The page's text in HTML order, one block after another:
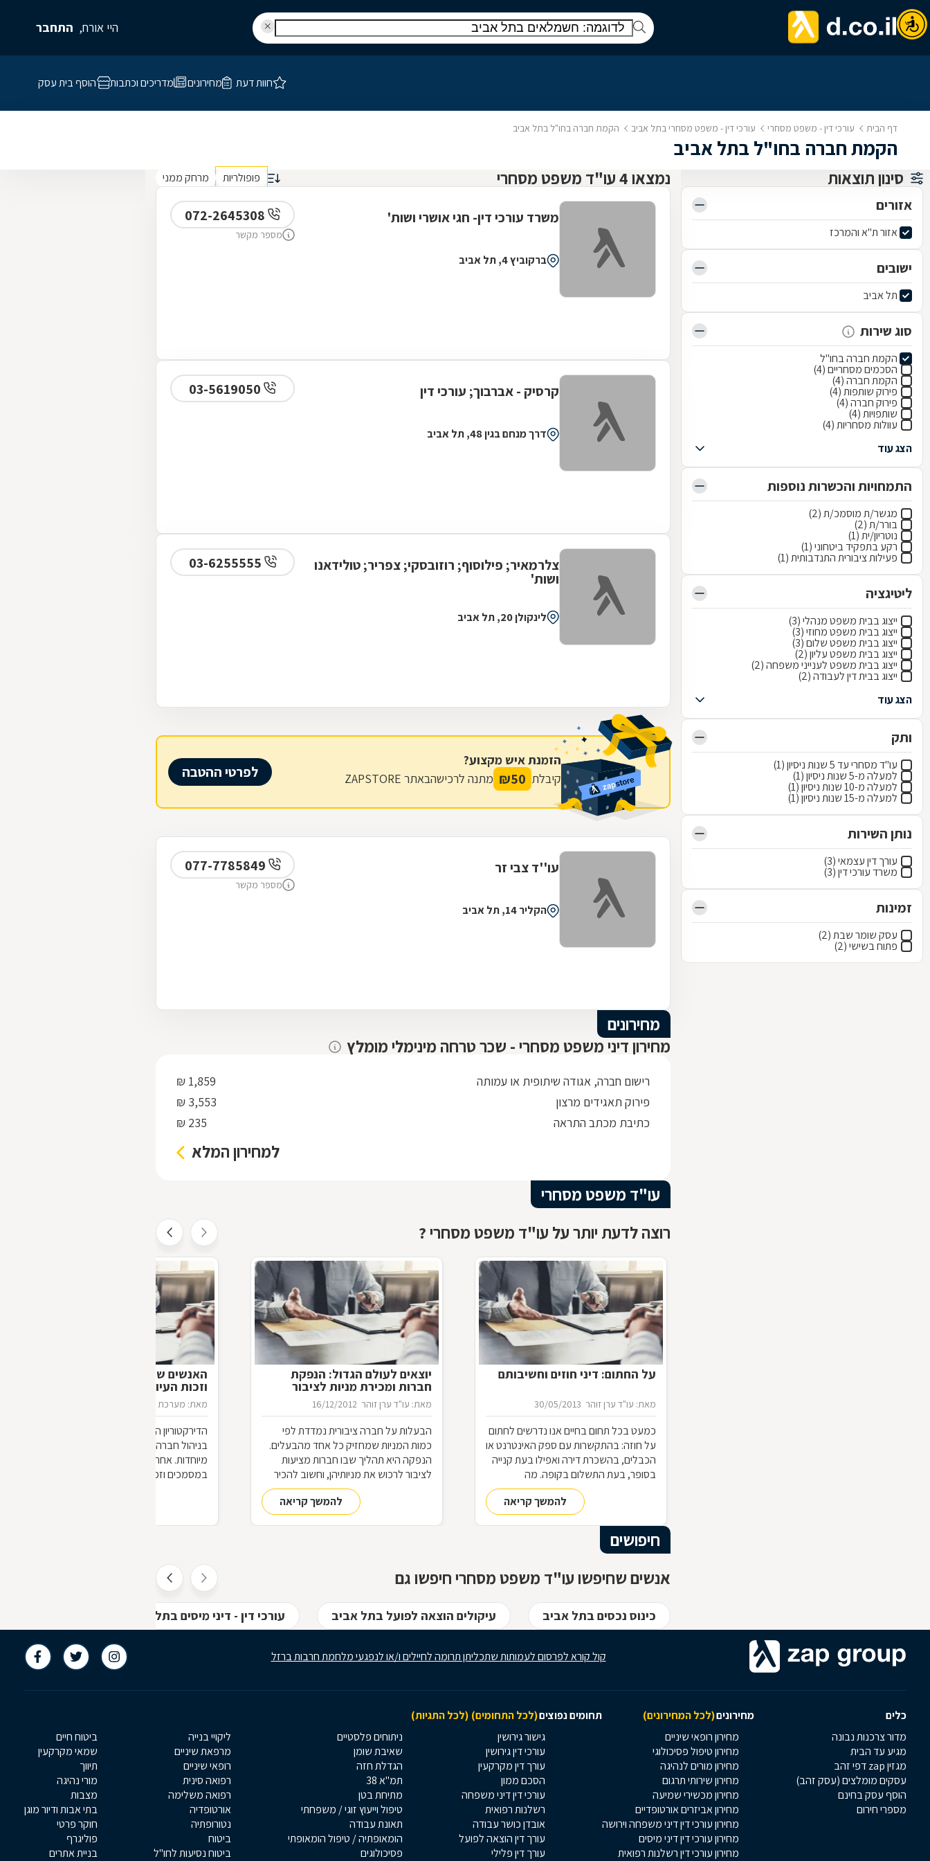
היי אורח, התחבר
חוות דעת מחירונים מדריכים וכתבות הוסף בית עסק
דף הבית עורכי דין - משפט מסחרי עורכי דין - משפט מסחרי בתל אביב הקמת חברה בחו"ל בתל אביב
הקמת חברה בחו"ל בתל אביב
סינון תוצאות
אזורים
אזור ת"א והמרכז
ישובים
תל אביב
סוג שירות
הקמת חברה בחו"ל
הסכמים מסחריים (4)
הקמת חברה (4)
פירוק שותפות (4)
פירוק חברה (4)
שותפויות (4)
עוולות מסחריות (4)
הצג עוד
התמחויות והכשרות נוספות
מגשר/ת מוסמכ/ת (2)
בורר/ת (2)
נוטריון/ית (1)
רקע בתפקיד ביטחוני (1)
פעילות ציבורית התנדבותית (1)
ליטיגציה
ייצוג בבית משפט מנהלי (3)
ייצוג בבית משפט מחוזי (3)
ייצוג בבית משפט שלום (3)
ייצוג בבית משפט עליון (2)
ייצוג בבית משפט לענייני משפחה (2)
ייצוג בבית דין לעבודה (2)
הצג עוד
ותק
עו"ד מסחרי עד 5 שנות ניסיון (1)
למעלה מ-5 שנות ניסיון (1)
למעלה מ-10 שנות ניסיון (1)
למעלה מ-15 שנות ניסיון (1)
נותן השירות
עורך דין עצמאי (3)
משרד עורכי דין (3)
זמינות
עסק שומר שבת (2)
פתוח בשישי (2)
נמצאו 4 עו"ד משפט מסחרי פופולריות מרחק ממני
משרד עורכי דין- חגי אושרי ושות'
ברקוביץ 4, תל אביב
מספר מקשר
קרסיק - אברבוך; עורכי דין
דרך מנחם בגין 48, תל אביב
צלרמאיר; פילוסוף; רוזובסקי; צפריר; טולידאנו
ושות'
לינקולן 20, תל אביב
הזמנת איש מקצוע?
קיבלת 50
₪ מתנה לרכישהבאתר ZAPSTORE לפרטי ההטבה
עו''ד צבי זר
הקליר 14, תל אביב
מספר מקשר
מחירונים
מחירון דיני משפט מסחרי - שכר טרחה מינימלי מומלץ
רישום חברה, אגודה שיתופית או עמותה
1,859 ₪
פירוק תאגידים מרצון
3,553 ₪
כתיבת מכתב התראה
235 ₪
למחירון המלא
עו"ד משפט מסחרי
רוצה לדעת יותר על עו"ד משפט מסחרי ?
על החתום: דיני חוזים וחשיבותם
מאת: עו"ד ערן זוהר 30/05/2013
כמעט בכל תחום בחיים אנו נדרשים לחתום
על חוזה: בהתקשרות עם ספק האינטרנט או
הכבלים, בהשכרת דירה ואפילו בעת קנייה
בסופר, בעת התשלום בקופה. מה
המשמעות של היותנו צד בחוזה, מתי ניתן
להפר אותו והאם כל הסכם מחייב אותנו
להמשך קריאה
יוצאים לעולם הגדול: הנפקת
חברות ומכירת מניות לציבור
מאת: עו"ד ערן זוהר 16/12/2012
הבעלות על חברה ציבורית נמדדת לפי
כמות המניות שמחזיק כל אחד מהבעלים.
הנפקה היא תהליך שבו חברות מציעות
לציבור לרכוש את מניותיהן, וחשוב להכיר
את התקנות, החוקים והמגבלות הנוגעים
להמשך קריאה
האנשים שיודעים יותר: דירקטורים
וזכות העיון במסמכים
מאת: מערכת דפי זהב
הדירקטוריון הוא הגוף המשמעותי ביותר
בניהול חברה, ועל כן אנשיו נהנים מזכויות
מיוחדות. אחת מהן היא זכות העיון
במסמכים וזכות בדיקת הנכסים,
חיפושים
אנשים שחיפשו עו"ד משפט מסחרי חיפשו גם
כינוס נכסים בתל אביב עיקולים הוצאה לפועל בתל אביב עורכי דין - דיני מיסים בתל אביב
קול קורא לפרסום לעמותות שתכליתן תרומה לחיילים ו/או לנפגעי מלחמת חרבות ברזל
כלים מחירונים(לכל המחירונים) תחומים נפוצים(לכל התחומים) (לכל התגיות)
מדור צרכנות נבונה
מגיע עד הבית
מגזין zap דפי זהב
עסקים מומלצים (עסק זהב)
הוסף עסק בחינם
מספרי חירום
מחירון רופאי שיניים
מחירון טיפול פסיכולוגי
מחירון מורים לנהיגה
מחירון שירותי תרגום
מחירון מכשירי שמיעה
מחירון אביזרים אורטופדיים
מחירון עורכי דין דיני משפחה וירושה
מחירון עורכי דין דיני מיסים
מחירון עורכי דין רשלנות רפואית
גישור גירושין
עורכי דין גירושין
עורך דין מקרקעין
הסכם ממון
עורכי דין דיני משפחה
רשלנות רפואית
אובדן כושר עבודה
עורך דין הוצאה לפועל
עורך דין פלילי
ניתוחים פלסטיים
שאיבת שומן
הגדלת חזה
תמ"א 38
מתיחת בטן
טיפול וייעוץ זוגי / משפחתי
תאונת עבודה
הומאופתיה / טיפול הומאופתי
פסיכולוגים
ליקויי בנייה
מרפאת שיניים
רופאי שיניים
רפואה סינית
רפואה משלימה
אורטופדיה
נטורופתיה
ביטוח
ביטוח נסיעות לחו"ל
ביטוח חיים
שמאי מקרקעין
תיווך
מורי נהיגה
מצבות
בתי אבות ודיור מוגן
חוקר פרטי
פוליגרף
בניית אתרים